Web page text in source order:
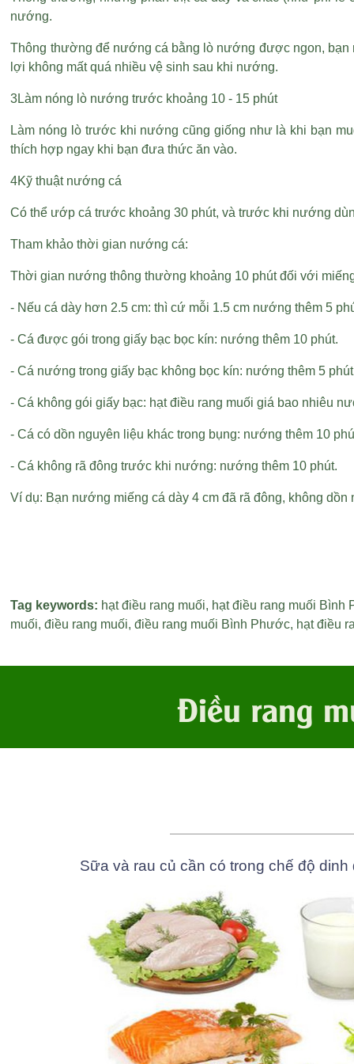
nướng.
Thông thường để nướng cá bằng lò nướng được ngon, bạn
lợi không mất quá nhiều vệ sinh sau khi nướng.
3Làm nóng lò nướng trước khoảng 10 - 15 phút
Làm nóng lò trước khi nướng cũng giống như là khi bạn
thích hợp ngay khi bạn đưa thức ăn vào.
4Kỹ thuật nướng cá
Có thể ướp cá trước khoảng 30 phút, và trước khi nướng
Tham khảo thời gian nướng cá:
Thời gian nướng thông thường khoảng 10 phút đối với
- Nếu cá dày hơn 2.5 cm: thì cứ mỗi 1.5 cm nướng thêm 5
- Cá được gói trong giấy bạc bọc kín: nướng thêm 10 phút.
- Cá nướng trong giấy bạc không bọc kín: nướng thêm 5
- Cá không gói giấy bạc: hạt điều rang muối giá bao nhiêu
- Cá có dồn nguyên liệu khác trong bụng: nướng thêm 10
- Cá không rã đông trước khi nướng: nướng thêm 10 phút.
Ví dụ: Bạn nướng miếng cá dày 4 cm đã rã đông, không
Tag keywords: hạt điều rang muối, hạt điều rang muối Bình
muối,điều rang muối,điều rang muối Bình Phước, hạt điều
Điều rang
Sữa và rau củ cần có trong chế độ